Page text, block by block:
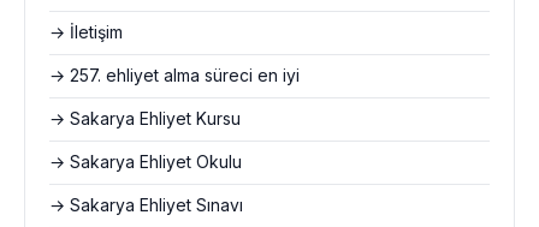
→ İletişim
→ 257. ehliyet alma süreci en iyi
→ Sakarya Ehliyet Kursu
→ Sakarya Ehliyet Okulu
→ Sakarya Ehliyet Sınavı